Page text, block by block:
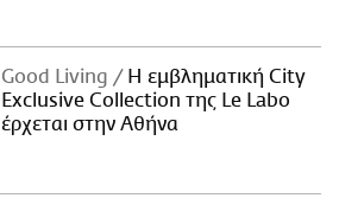
Good Living
Η εμβληματική City
Exclusive Collection της Le Labo
έρχεται στην Αθήνα